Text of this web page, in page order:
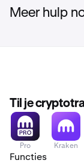
Meer hulp
Til je
Pro Kraken
Functies